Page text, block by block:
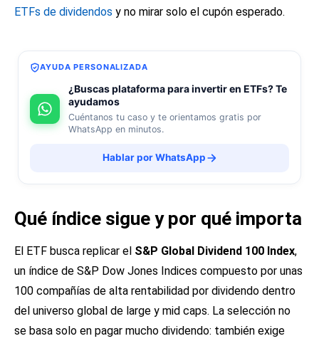
ETFs de dividendos y no mirar solo el cupón esperado.
AYUDA PERSONALIZADA
¿Buscas plataforma para invertir en ETFs? Te
ayudamos
Cuéntanos tu caso y te orientamos gratis por
WhatsApp en minutos.
Hablar por WhatsApp
Qué índice sigue y por qué importa
El ETF busca replicar el S&P Global Dividend 100 Index,
un índice de S&P Dow Jones Indices compuesto por unas
100 compañías de alta rentabilidad por dividendo dentro
del universo global de large y mid caps. La selección no
se basa solo en pagar mucho dividendo: también exige